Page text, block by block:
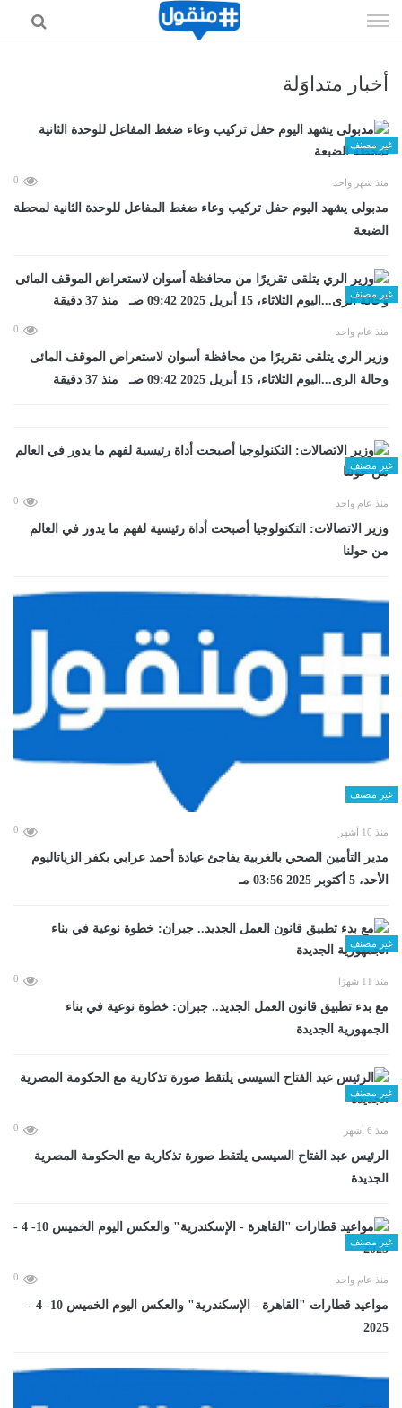
الى
أخبار متداوَلة
غير مصنف
منذ شهر واحد 0
مدبولى يشهد اليوم حفل تركيب وعاء ضغط المفاعل للوحدة الثانية لمحطة
الضبعة
غير مصنف
منذ عام واحد 0
وزير الري يتلقى تقريرًا من محافظة أسوان لاستعراض الموقف المائى
وحالة الرى...اليوم الثلاثاء، 15 أبريل 2025 09:42 صـ منذ 37 دقيقة
غير مصنف
منذ عام واحد 0
وزير الاتصالات: التكنولوجيا أصبحت أداة رئيسية لفهم ما يدور في العالم
من حولنا
غير مصنف
منذ 10 أشهر 0
مدير التأمين الصحي بالغربية يفاجئ عيادة أحمد عرابي بكفر الزياتاليوم
الأحد، 5 أكتوبر 2025 03:56 مـ
غير مصنف
منذ 11 شهرًا 0
مع بدء تطبيق قانون العمل الجديد.. جبران: خطوة نوعية في بناء
الجمهورية الجديدة
غير مصنف
منذ 6 أشهر 0
الرئيس عبد الفتاح السيسى يلتقط صورة تذكارية مع الحكومة المصرية
الجديدة
غير مصنف
منذ عام واحد 0
مواعيد قطارات "القاهرة - الإسكندرية" والعكس اليوم الخميس 10- 4 -
2025